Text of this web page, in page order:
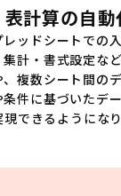
表計算の自動
レッドシートでの
集計・書式設定な
、複数シート間の
条件に基づいたデ
現できるようにな